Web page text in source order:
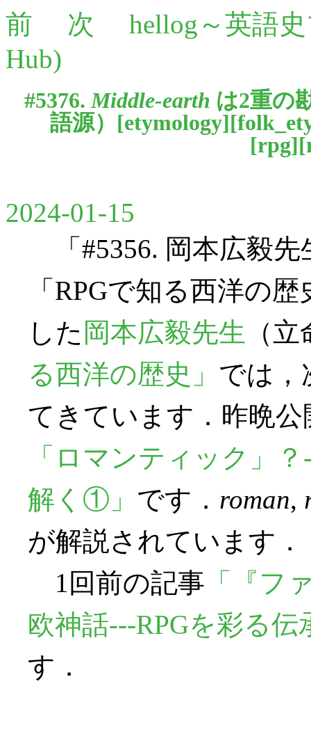
前 次
hellog～英語
Hub)
#5376.Middle-earth は2重の
語源）[etymology][
[rpg][
2024-01-15
「#5356. 岡本広毅先
「RPGで知る西洋の
した 岡本広毅先生 （
る西洋の歴史」 では，
てきています．昨晩
「ロマンティック」
解く①」 です． roman,
が解説されています．
1回前の記事 「『フ
欧神話---RPGを彩る伝
す．